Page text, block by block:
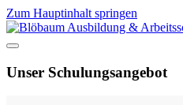
Zum Hauptinhalt springen
Unser Schulungsangebot